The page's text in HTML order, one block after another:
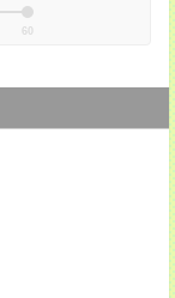
60